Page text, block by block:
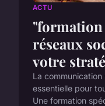
ACTU
réseaux
votre
La
essentielle pour
Une formation